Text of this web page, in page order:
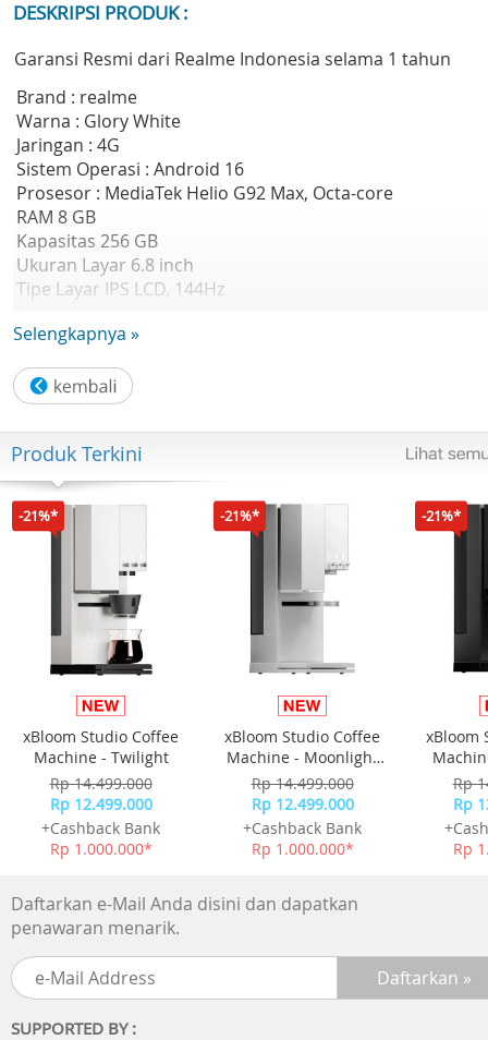
DESKRIPSI PRODUK :
Garansi Resmi dari Realme Indonesia selama 1 tahun
Brand : realme
Warna : Glory White
Jaringan : 4G
Sistem Operasi : Android 16
Prosesor : MediaTek Helio G92 Max, Octa-core
RAM 8 GB
Kapasitas 256 GB
Ukuran Layar 6.8 inch
Tipe Layar IPS LCD, 144Hz
Kamera Belakang 50 MP, f/1.8 (main)
WLAN Wi-Fi 802.11 a/b/g/n/ac, dual-band
Bluetooth 5.3, A2DP, LE
Baterai 8000 mAh
SIM Dual SIM
Berat 219 gr
Dimensi 166.5 x 78.2 x 8.6 mm
Unit realme C100
Charger
Kabel USB Type-C
SIM ejector
Buku panduan & kartu garansi
Selengkapnya »
Produk Terkini
-21%*
xBloom Studio Coffee
Machine - Twilight
Rp 14.499.000
Rp 12.499.000
+Cashback Bank
Rp 1.000.000*
-21%*
xBloom Studio Coffee
Machine - Moonlight
White
Rp 14.499.000
Rp 12.499.000
+Cashback Bank
Rp 1.000.000*
-21%*
xBloom
Rp
Rp
Rp
Daftarkan e-Mail Anda disini dan dapatkan
penawaran menarik.
SUPPORTED BY :